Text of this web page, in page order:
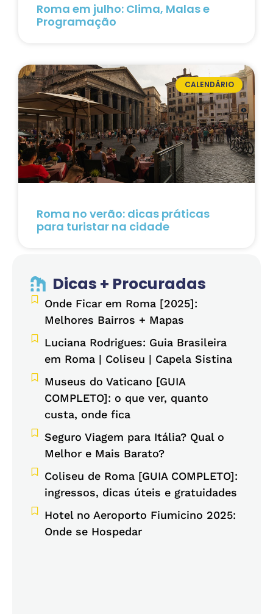
Roma em julho: Clima, Malas e
Programação
CALENDÁRIO
Roma no verão: dicas práticas
para turistar na cidade
Dicas + Procuradas
Onde Ficar em Roma [2025]:
Melhores Bairros + Mapas
Luciana Rodrigues: Guia Brasileira
em Roma | Coliseu | Capela Sistina
Museus do Vaticano [GUIA
COMPLETO]: o que ver, quanto
custa, onde fica
Seguro Viagem para Itália? Qual o
Melhor e Mais Barato?
Coliseu de Roma [GUIA COMPLETO]:
ingressos, dicas úteis e gratuidades
Hotel no Aeroporto Fiumicino 2025:
Onde se Hospedar